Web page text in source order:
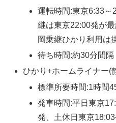
運転時間:東京6:33～
継は東京22:00発が
岡乗継ひかり利用は
待ち時間:約30分間隔
ひかり+ホームライナー(
標準所要時間:1時間
発車時間:平日東京
発、土休日東京